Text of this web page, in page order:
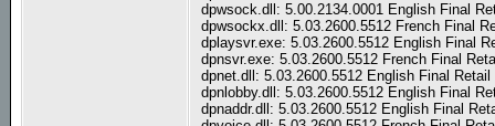
dpwsock.dll: 5.00.2134.0001 English Final
dpwsockx.dll: 5.03.2600.5512 French Final
dplaysvr.exe: 5.03.2600.5512 English Final
dpnsvr.exe: 5.03.2600.5512 French Final
dpnet.dll: 5.03.2600.5512 English Final
dpnlobby.dll: 5.03.2600.5512 English Final
dpnaddr.dll: 5.03.2600.5512 English Final